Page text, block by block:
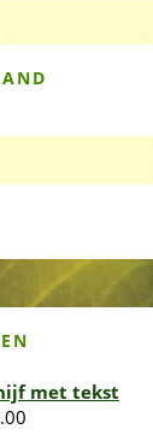
met tekst